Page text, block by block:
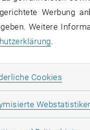
Es gibt
© TU Wien#
49877
Werbung
Weitere
.
Cookies